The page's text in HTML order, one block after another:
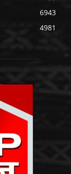
6943
4981